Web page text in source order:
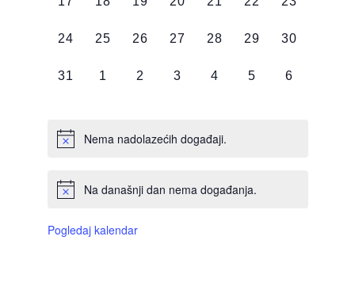
0
24
0
25
0
26
0
27
0
28
0
29
0
30
0
31
0
1
0
2
0
3
0
4
0
5
0
6
Nema nadolazećih događaji.
Na današnji dan nema događanja.
Pogledaj kalendar